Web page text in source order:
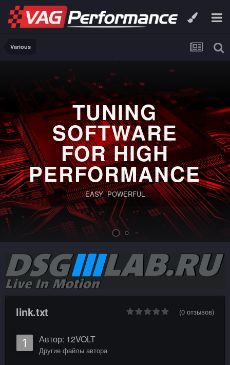
Various
TUNING
SOFTWARE
FOR HIGH
PERFORMANCE
EASY POWERFUL
link.txt (0 отзывов)
Автор: 12VOLT
Другие файлы автора